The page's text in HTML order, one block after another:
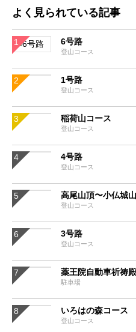
よく見られている記事
6号路
登山コース
1号路
登山コース
稲荷山コース
登山コース
4号路
登山コース
高尾山頂〜小仏城
登山コース
3号路
登山コース
薬王院自動車祈祷
駐車場
いろはの森コース
登山コース